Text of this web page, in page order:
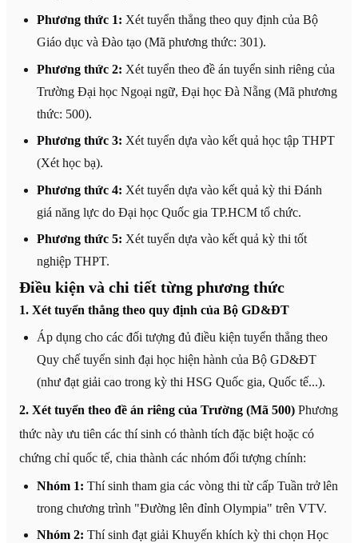
Phương thức 1: Xét tuyển thẳng theo quy định của Bộ
Giáo dục và Đào tạo (Mã phương thức: 301).
Phương thức 2: Xét tuyển theo đề án tuyển sinh riêng của
Trường Đại học Ngoại ngữ, Đại học Đà Nẵng (Mã phương
thức: 500).
Phương thức 3: Xét tuyển dựa vào kết quả học tập THPT
(Xét học bạ).
Phương thức 4: Xét tuyển dựa vào kết quả kỳ thi Đánh
giá năng lực do Đại học Quốc gia TP.HCM tổ chức.
Phương thức 5: Xét tuyển dựa vào kết quả kỳ thi tốt
nghiệp THPT.
Điều kiện và chi tiết từng phương thức
1. Xét tuyển thẳng theo quy định của Bộ GD&ĐT
Áp dụng cho các đối tượng đủ điều kiện tuyển thẳng theo
Quy chế tuyển sinh đại học hiện hành của Bộ GD&ĐT
(như đạt giải cao trong kỳ thi HSG Quốc gia, Quốc tế...).
2. Xét tuyển theo đề án riêng của Trường (Mã 500) Phương
thức này ưu tiên các thí sinh có thành tích đặc biệt hoặc có
chứng chỉ quốc tế, chia thành các nhóm đối tượng chính:
Nhóm 1: Thí sinh tham gia các vòng thi từ cấp Tuần trở lên
trong chương trình "Đường lên đỉnh Olympia" trên VTV.
Nhóm 2: Thí sinh đạt giải Khuyến khích kỳ thi chọn Học